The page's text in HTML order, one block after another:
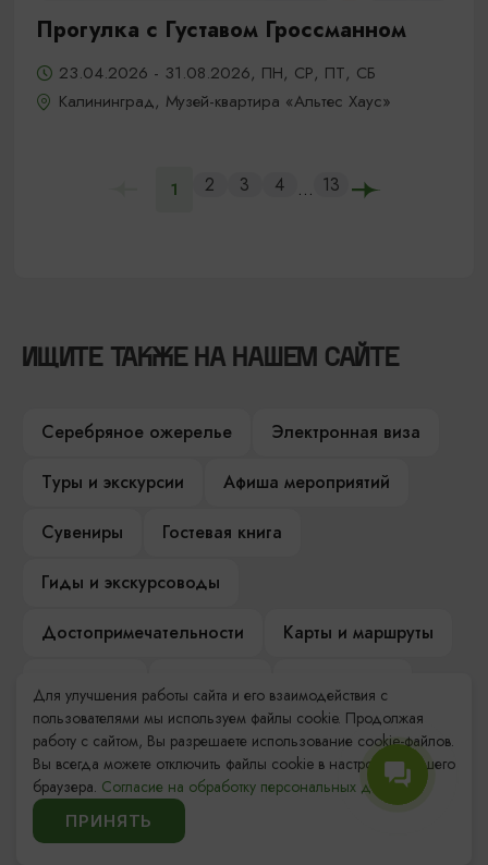
Прогулка с Густавом Гроссманном
23.04.2026 - 31.08.2026, ПН, СР, ПТ, СБ
Калининград, Музей-квартира «Альтес Хаус»
1 2 3 4 ... 13
ИЩИТЕ ТАКЖЕ НА НАШЕМ САЙТЕ
Серебряное ожерелье
Электронная виза
Туры и экскурсии
Афиша мероприятий
Сувениры
Гостевая книга
Гиды и экскурсоводы
Достопримечательности
Карты и маршруты
Компас Балтийской кухни
Настоящий Калининградец
Музеи
Для улучшения работы сайта и его взаимодействия с
пользователями мы используем файлы cookie. Продолжая
работу с сайтом, Вы разрешаете использование cookie-файлов.
Вы всегда можете отключить файлы cookie в настройках Вашего
браузера. Согласие на обработку персональных данных.
ПРИНЯТЬ